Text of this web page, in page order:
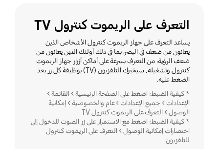
التعرف على الريموت كنترول TV
يساعد التعرف على جهاز الريموت كنترول الأشخاص الذين
يعانون من ضعف في البصر، بما في ذلك أولئك الذين يعانون من
ضعف الرؤية، من التعرف بسرعة على أماكن أزرار جهاز الريموت
كنترول وتشغيله. سيخبرك التلفزيون (TV) بوظيفة كل زر بعد
الضغط عليه.
* كيفية الضبط: اضغط على الصفحة الرئيسية > القائمة >
الإعدادات > جميع الإعدادات > عام والخصوصية > إمكانية
الوصول > التعرف على الريموت كنترول TV
* كيفية الضبط: اضغط مع الاستمرار على زر الصوت للدخول إلى
اختصارات إمكانية الوصول > التعرف على الريموت كنترول
للتلفزيون